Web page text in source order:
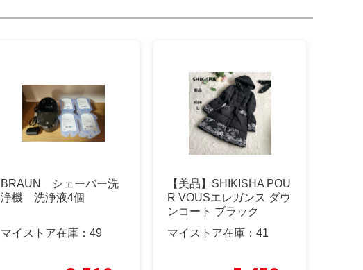
BRAUN シェーバー洗
浄機 洗浄液4個
マイストア在庫： 49
【美品】SHIKISHA POU
R VOUSエレガンス ダウ
ンコート ブラック
マイストア在庫： 41